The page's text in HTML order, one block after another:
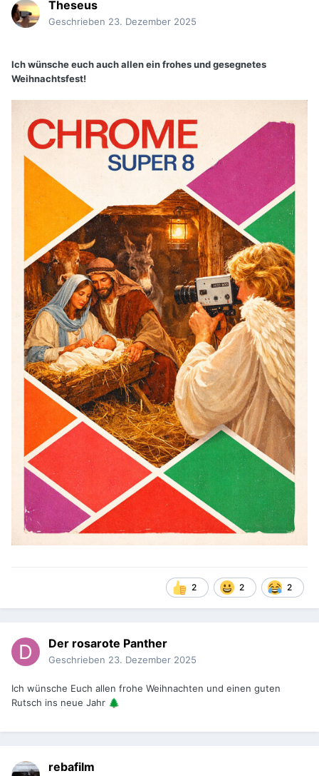
Theseus
Geschrieben 23. Dezember 2025
Ich wünsche euch auch allen ein frohes und gesegnetes
Weihnachtsfest!
2 2 2
Der rosarote Panther
Geschrieben 23. Dezember 2025
Ich wünsche Euch allen frohe Weihnachten und einen guten
Rutsch ins neue Jahr 🌲
rebafilm